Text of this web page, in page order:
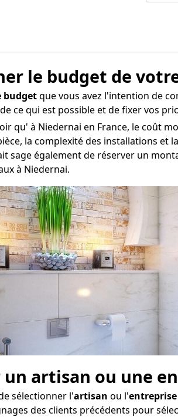
le budget de
budgetque vous avez l'intention de
ce qui est possible et de fixer vos
qu' à Niedernai en France, le coût
la complexité des installations et
sage également de réserver un
à Niedernai.
un artisan ou une
sélectionner l'artisan ou l'entreprise
des clients précédents pour